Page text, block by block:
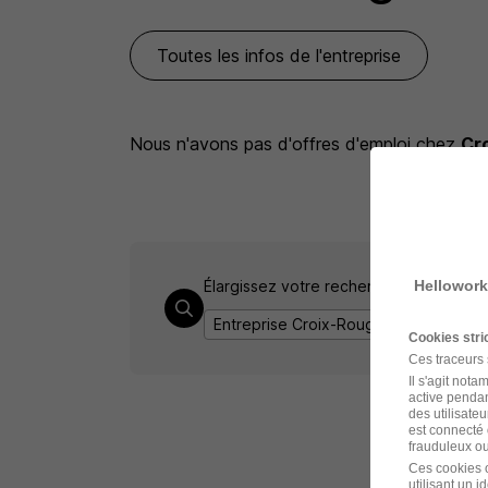
Toutes les infos de l'entreprise
Nous n'avons pas d'offres d'emploichez
Élargissez votre recherche chez
Entreprise Croix-Rouge française
Cookies
Ces traceurs
Il s'agit
active
des
est connecté
frauduleux
Ces cookies
utilisant un